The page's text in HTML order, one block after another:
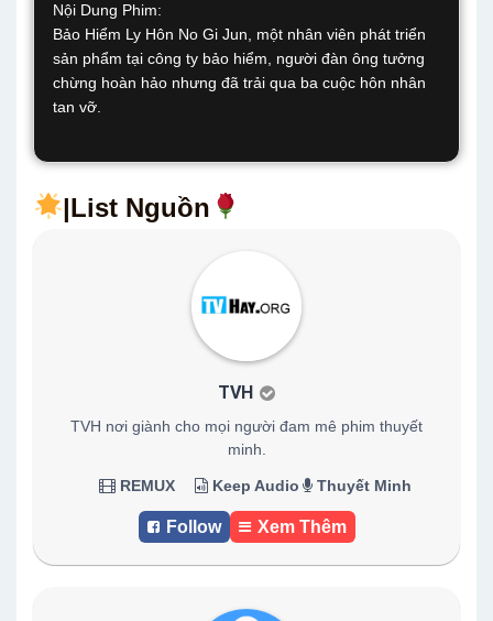
Nội Dung Phim:
Bảo Hiểm Ly Hôn No Gi Jun, một nhân viên phát triển
sản phẩm tại công ty bảo hiểm, người đàn ông tưởng
chừng hoàn hảo nhưng đã trải qua ba cuộc hôn nhân
tan vỡ.
|List Nguồn
TVH
TVH nơi giành cho mọi người đam mê phim thuyết
minh.
REMUX Keep Audio Thuyết Minh
Follow Xem Thêm